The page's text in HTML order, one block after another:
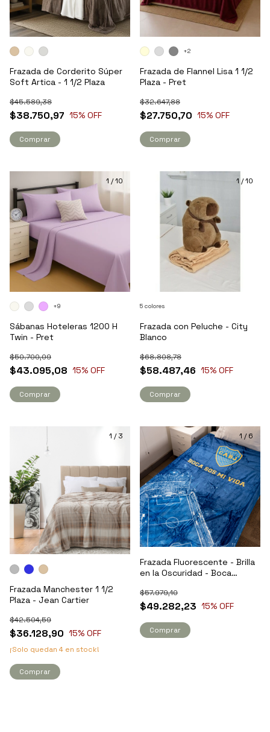
Frazada de Corderito Súper
Soft Artica - 1 1/2 Plaza
$38.750,97
$45.589,38
15% OFF
Comprar
Frazada de Flannel Lisa 1 1/2
Plaza - Pret
$27.750,70
$32.647,88
15% OFF
+2
Comprar
1 /10
Sábanas Hoteleras 1200 H
Twin - Pret
$43.095,08
$50.700,09
15% OFF
+9
Comprar
1 /10
Frazada con Peluche - City
Blanco
$58.487,46
$68.808,78
15% OFF
5 colores
Comprar
1 /3
Frazada Manchester 1 1/2
Plaza - Jean Cartier
$36.128,90
$42.504,59
15% OFF
¡Solo quedan 4 en stock!
Comprar
1 /6
Frazada Fluorescente - Brilla
en la Oscuridad - Boca
$49.282,23
$57.979,10
15% OFF